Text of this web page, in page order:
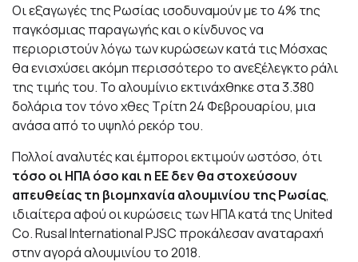
Οι εξαγωγές της Ρωσίας ισοδυναμούν με το 4% της
παγκόσμιας παραγωγής και ο κίνδυνος να
περιοριστούν λόγω των κυρώσεων κατά τις Μόσχας
θα ενισχύσει ακόμη περισσότερο το ανεξέλεγκτο ράλι
της τιμής του. Το αλουμίνιο εκτινάχθηκε στα 3.380
δολάρια τον τόνο χθες Τρίτη 24 Φεβρουαρίου, μια
ανάσα από το υψηλό ρεκόρ του.
Πολλοί αναλυτές και έμποροι εκτιμούν ωστόσο, ότι
τόσο οι ΗΠΑ όσο και η ΕΕ δεν θα στοχεύσουν
απευθείας τη βιομηχανία αλουμινίου της Ρωσίας,
ιδιαίτερα αφού οι κυρώσεις των ΗΠΑ κατά της United
Co. Rusal International PJSC προκάλεσαν αναταραχή
στην αγορά αλουμινίου το 2018.